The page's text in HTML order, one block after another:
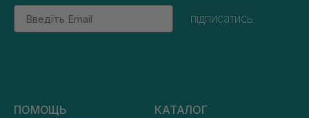
Email
підписатись
ПОМОЩЬ КАТАЛОГ